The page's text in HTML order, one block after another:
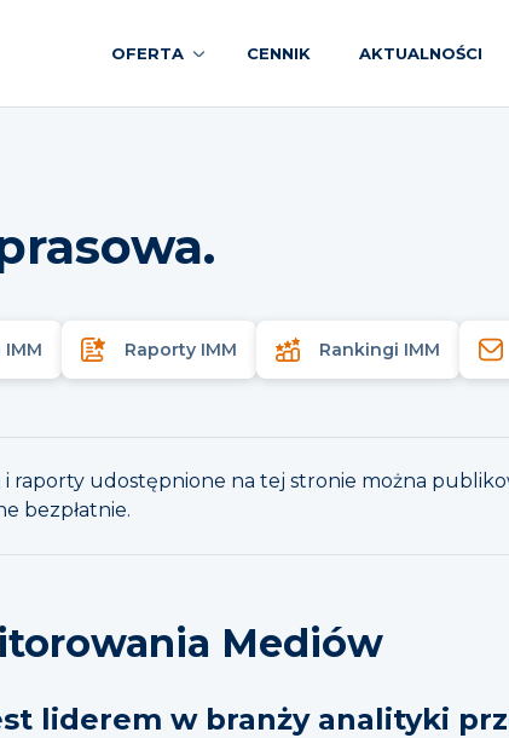
OFERTA CENNIK AKTUALNOŚCI
Raporty IMM Rankingi IMM
i raporty udostępnione na tej stronie można
bezpłatnie.
Mediów
liderem w branży analityki